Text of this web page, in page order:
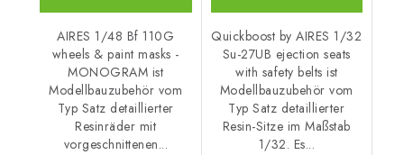
AIRES 1/48 Bf 110G
wheels & paint masks -
MONOGRAM ist
Modellbauzubehör vom
Typ Satz detaillierter
Resinräder mit
vorgeschnittenen...
Quickboost by AIRES 1/32
Su-27UB ejection seats
with safety belts ist
Modellbauzubehör vom
Typ Satz detaillierter
Resin-Sitze im Maßstab
1/32. Es...